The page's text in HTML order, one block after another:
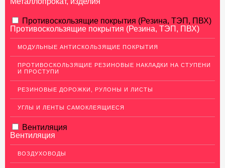
АЛЮМИНИЕВЫЙ ПРОКАТ
НЕРЖАВЕЮЩАЯ СТАЛЬ
Нержавеющие листы
Уголки из нержавеющей стали
Полоса из нержавейки
Нержавеющие трубы
ПВЛ-листы
Сетка из нержавейки
Противоскользящие покрытия (Резина, ТЭП, ПВХ)
Противоскользящие покрытия (Резина, ТЭП, ПВХ)
МОДУЛЬНЫЕ АНТИСКОЛЬЗЯЩИЕ ПОКРЫТИЯ
ПРОТИВОСКОЛЬЗЯЩИЕ РЕЗИНОВЫЕ НАКЛАДКИ НА СТУПЕНИ
И ПРОСТУПИ
РЕЗИНОВЫЕ ДОРОЖКИ, РУЛОНЫ И ЛИСТЫ
УГЛЫ И ЛЕНТЫ САМОКЛЕЯЩИЕСЯ
Вентиляция
Вентиляция
ВОЗДУХОВОДЫ